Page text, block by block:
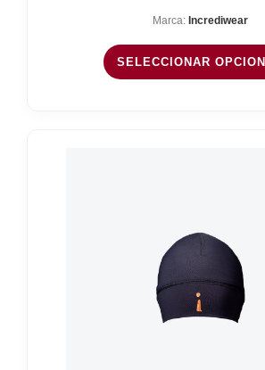
Marca: Incrediwear
SELECCIONAR